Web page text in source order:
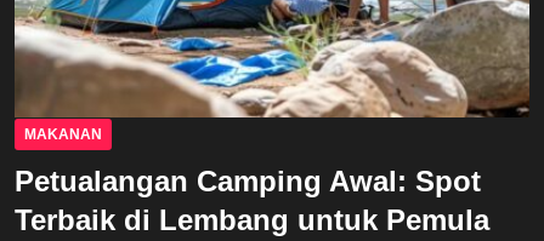
MAKANAN
Petualangan Camping Awal: Spot
Terbaik di Lembang untuk Pemula